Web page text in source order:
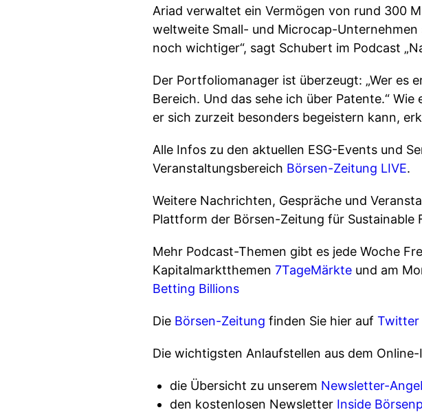
Ariad verwaltet ein Vermögen von rund 300
weltweite Small- und Microcap-
noch wichtiger“, sagt Schubert im Podcast
Der Portfoliomanager ist überzeugt: „Wer es
Bereich. Und das sehe ich über Patente.“
er sich zurzeit besonders begeistern kann,
Alle Infos zu den aktuellen ESG-Events und
Veranstaltungsbereich Börsen-Zeitung LIVE.
Weitere Nachrichten, Gespräche und
Plattform der Börsen-Zeitung für Sustainable
Mehr Podcast-Themen gibt es jede Woche
Kapitalmarktthemen 7TageMärkte und am
Betting Billions
Die Börsen-Zeitung finden Sie hier auf Twitter
Die wichtigsten Anlaufstellen aus dem
die Übersicht zu unserem Newsletter-
den kostenlosen Newsletter Inside